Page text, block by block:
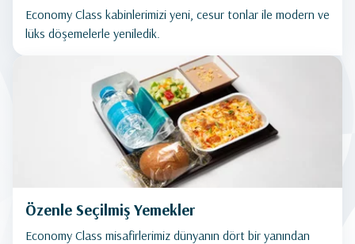
Economy Class kabinlerimizi yeni, cesur tonlar ile modern ve
lüks döşemelerle yeniledik.
Özenle Seçilmiş Yemekler
Economy Class misafirlerimiz dünyanın dört bir yanından